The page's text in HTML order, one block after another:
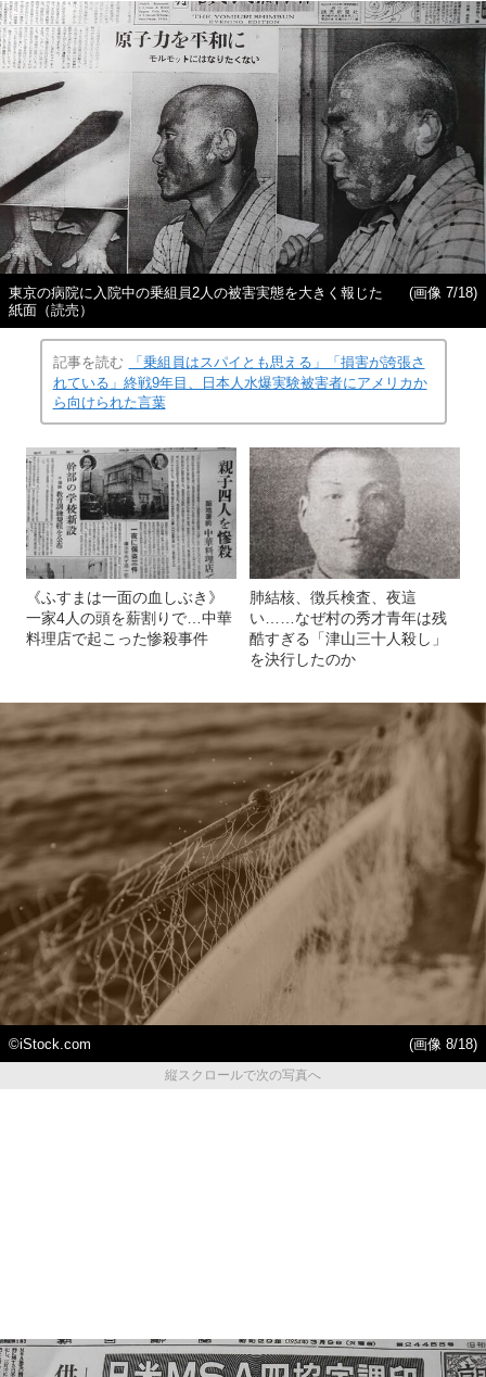
東京の病院に入院中の乗組員2人の被害実態を大きく報じた
紙面（読売）
(画像 7/18)
記事を読む
「乗組員はスパイとも思える」「損害が誇張さ
れている」終戦9年目、日本人水爆実験被害者にアメリカか
ら向けられた言葉
《ふすまは一面の血しぶき》
一家4人の頭を薪割りで…中華
料理店で起こった惨殺事件
肺結核、徴兵検査、夜這
い……なぜ村の秀才青年は残
酷すぎる「津山三十人殺し」
を決行したのか
©iStock.com
(画像 8/18)
縦スクロールで次の写真へ